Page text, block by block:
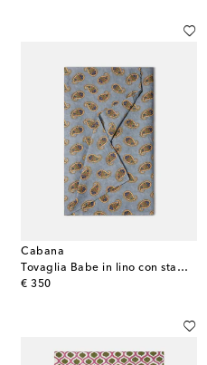
Cabana
Tovaglia Babe in lino con stampa
€ 350
original price